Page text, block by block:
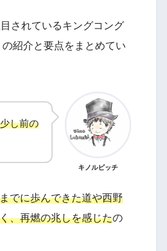
されているキングコング
紹介と要点をまとめてい
し前の
キノルビッチ
でに歩んできた道や西野
、再燃の兆しを感じたの
ト「ハピタス」